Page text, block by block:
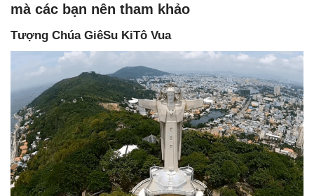
mà các bạn nên tham khảo
Tượng Chúa GiêSu KiTô Vua